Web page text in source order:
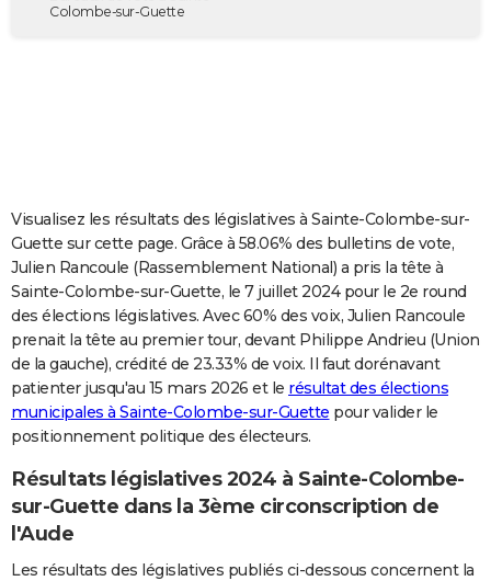
Destinations
City break
Voyage nature
Voyage de noces
Forum
Dictionnaire
Biographies
Citations
Expressions
Proverbes
PROGRAMME TV
COPAINS D'AVANT
S'inscrire
Se connecter
Lycées
Collèges
Primaires
Universités
Entreprises
Service militaire
Avis de recherche
AVIS DE DÉCÈS
FORUM
Bricolage
Lifestyle
Culture
Sport
Auto
Television
Voyage
Cinema
Colombe-sur-Guette
Visualisez les résultats des législatives à Sainte-Colombe-sur-
Guette sur cette page. Grâce à 58.06% des bulletins de vote,
Julien Rancoule (Rassemblement National) a pris la tête à
Sainte-Colombe-sur-Guette, le 7 juillet 2024 pour le 2e round
des élections législatives. Avec 60% des voix, Julien Rancoule
prenait la tête au premier tour, devant Philippe Andrieu (Union
de la gauche), crédité de 23.33% de voix. Il faut dorénavant
patienter jusqu'au 15 mars 2026 et le résultat des élections
municipales à Sainte-Colombe-sur-Guette pour valider le
positionnement politique des électeurs.
Résultats législatives 2024 à Sainte-Colombe-
sur-Guette dans la 3ème circonscription de
l'Aude
Les résultats des législatives publiés ci-dessous concernent la